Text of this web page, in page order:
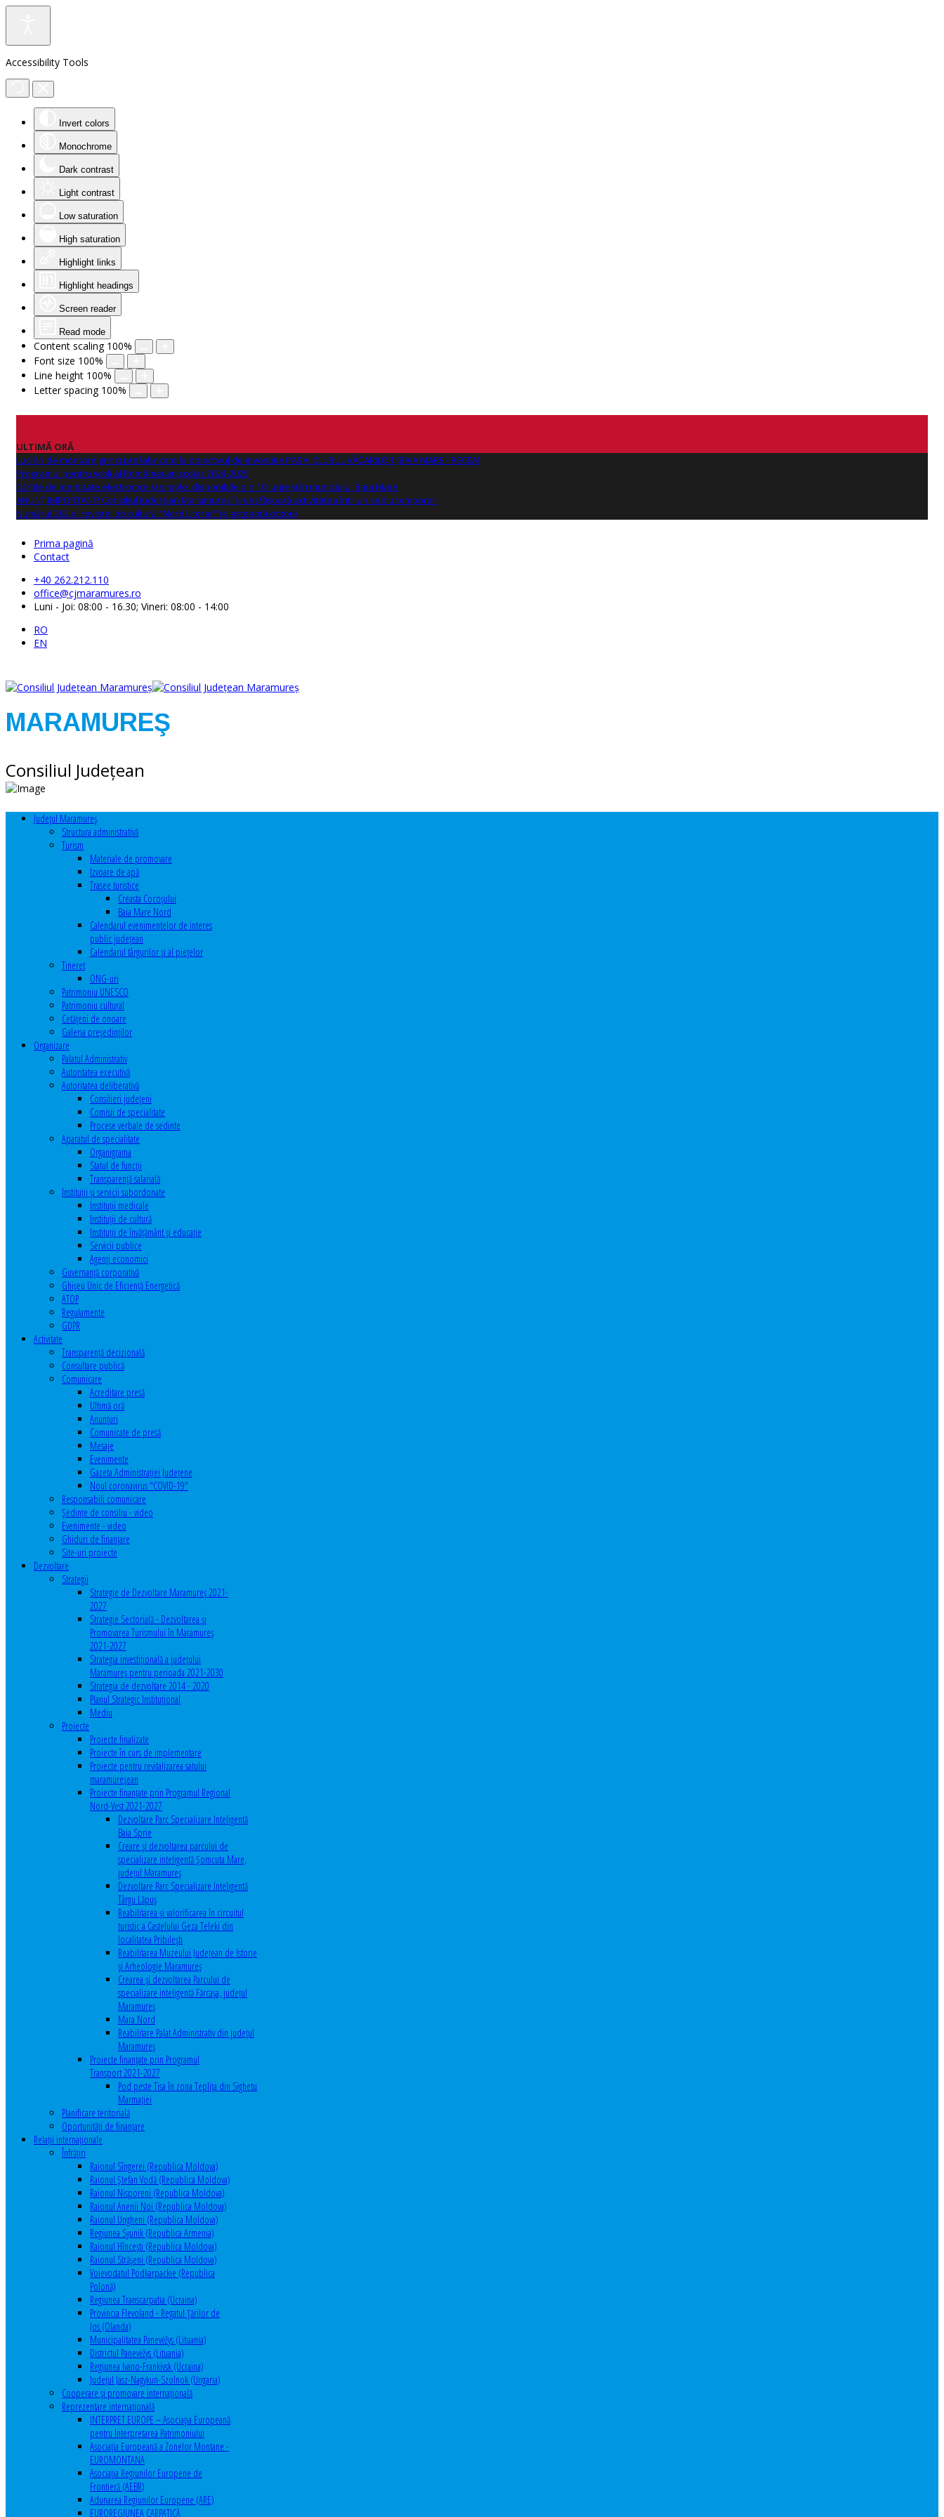
Accessibility Tools
Invert colors
Monochrome
Dark contrast
Light contrast
Low saturation
High saturation
Highlight links
Highlight headings
Screen reader
Read mode
Content scaling 100%
Font size 100%
Line height 100%
Letter spacing 100%
ULTIMĂ ORĂ
Lucrări de montare grinzi prefabricate la obiectivul de investitie PASAJ CLUBUL VĂCARILOR (BAIA MARE - RECEA)
Programul pentru școli al României an școlar 2024-2025
Cărțile de identitate electronice și simple, disponibile din 10 iunie și în municipiul Baia Mare
ANUNŢ IMPORTANT! Consiliul Județean Maramureș își desfășoară activitatea într-un sediu temporar.
Numărul 262 al revistei de cultură "Nord Literar" își așteaptă cititorii
Prima pagină
Contact
+40 262.212.110
office@cjmaramures.ro
Luni - Joi: 08:00 - 16.30; Vineri: 08:00 - 14:00
RO
EN
MARAMUREŞ
Consiliul Judeţean
Judeţul Maramureş
Structura administrativă
Turism
Materiale de promovare
Izvoare de apă
Trasee turistice
Creasta Cocoșului
Baia Mare Nord
Calendarul evenimentelor de interes
public judeţean
Calendarul târgurilor şi al pieţelor
Tineret
ONG-uri
Patrimoniu UNESCO
Patrimoniu cultural
Cetăţeni de onoare
Galeria președinților
Organizare
Palatul Administrativ
Autoritatea executivă
Autoritatea deliberativă
Consilieri judeţeni
Comisii de specialitate
Procese verbale de sedinte
Aparatul de specialitate
Organigrama
Statul de funcții
Transparență salarială
Instituţii şi servicii subordonate
Instituţii medicale
Instituţii de cultură
Instituţii de învăţământ şi educaţie
Servicii publice
Agenţi economici
Guvernanță corporativă
Ghişeu Unic de Eficienţă Energetică
ATOP
Regulamente
GDPR
Activitate
Transparenţă decizională
Consultare publică
Comunicare
Acreditare presă
Ultimă oră
Anunţuri
Comunicate de presă
Mesaje
Evenimente
Gazeta Administraţiei Judeţene
Noul coronavirus "COVID-19"
Responsabili comunicare
Şedinţe de consiliu - video
Evenimente - video
Ghiduri de finanţare
Site-uri proiecte
Dezvoltare
Strategii
Strategie de Dezvoltare Maramureș 2021-
2027
Strategie Sectorială - Dezvoltarea și
Promovarea Turismului în Maramureș
2021-2027
Strategia investiţională a județului
Maramureș pentru perioada 2021-2030
Strategia de dezvoltare 2014 - 2020
Planul Strategic Instituţional
Mediu
Proiecte
Proiecte finalizate
Proiecte în curs de implementare
Proiecte pentru revitalizarea satului
maramureşean
Proiecte finanțate prin Programul Regional
Nord-Vest 2021-2027
Dezvoltare Parc Specializare Inteligentă
Baia Sprie
Creare și dezvoltarea parcului de
specializare inteligentă Șomcuta Mare,
județul Maramureș
Dezvoltare Parc Specializare Inteligentă
Târgu Lăpuș
Reabilitarea și valorificarea în circuitul
turistic a Castelului Geza Teleki din
localitatea Pribilești
Reabilitarea Muzeului Județean de Istorie
și Arheologie Maramureș
Crearea și dezvoltarea Parcului de
specializare inteligentă Fărcașa, județul
Maramureș
Mara Nord
Reabilitare Palat Administrativ din județul
Maramureș
Proiecte finanțate prin Programul
Transport 2021-2027
Pod peste Tisa în zona Teplița din Sighetu
Marmației
Planificare teritorială
Oportunităţi de finanţare
Relaţii internaţionale
Înfrăţiri
Raionul Sîngerei (Republica Moldova)
Raionul Ștefan Vodă (Republica Moldova)
Raionul Nisporeni (Republica Moldova)
Raionul Anenii Noi (Republica Moldova)
Raionul Ungheni (Republica Moldova)
Regiunea Syunik (Republica Armenia)
Raionul Hîncești (Republica Moldova)
Raionul Străşeni (Republica Moldova)
Voievodatul Podkarpackie (Republica
Polonă)
Regiunea Transcarpatia (Ucraina)
Provincia Flevoland - Regatul Ţărilor de
Jos (Olanda)
Municipalitatea Panevėžys (Lituania)
Districtul Panevėžys (Lituania)
Regiunea Ivano-Frankivsk (Ucraina)
Judeţul Jasz-Nagykun-Szolnok (Ungaria)
Cooperare şi promovare internaţională
Reprezentare internaţională
INTERPRET EUROPE – Asociația Europeană
pentru Interpretarea Patrimoniului
Asociația Europeană a Zonelor Montane -
EUROMONTANA
Asociația Regiunilor Europene de
Frontieră (AEBR)
Adunarea Regiunilor Europene (ARE)
EUROREGIUNEA CARPATICĂ